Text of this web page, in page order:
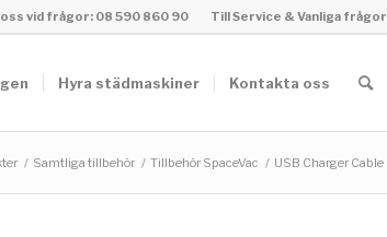
Till Service & Vanliga frågor
vid frågor: 08 590 860 90
Hyra städmaskiner Kontakta oss
/ Samtliga tillbehör / Tillbehör SpaceVac / USB Charger Cable